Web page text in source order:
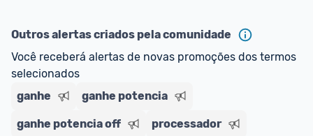
Outros alertas criados pela comunidade
Você receberá alertas de novas promoções dos termos
selecionados
ganhe
ganhe potencia
ganhe potencia off processador